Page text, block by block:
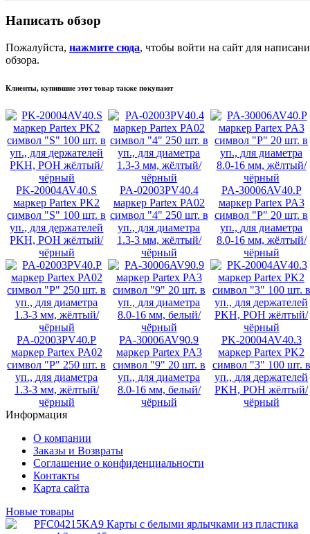
Написать обзор
Пожалуйста, нажмите сюда, чтобы войти на сайт для
обзора.
Клиенты, купившие этот товар также покупают
PK-20004AV40.S
маркер Partex PK2
символ "S" 100 шт. в
уп., для держателей
PKH, POH жёлтый/
чёрный
PA-02003PV40.4
маркер Partex PA02
символ "4" 250 шт. в
уп., для диаметра
1.3-3 мм, жёлтый/
чёрный
PA-30006AV40.P
маркер Partex PA3
символ "P" 20 шт. в
уп., для диаметра
8.0-16 мм, жёлтый/
чёрный
PA-02003PV40.P
маркер Partex PA02
символ "P" 250 шт. в
уп., для диаметра
1.3-3 мм, жёлтый/
чёрный
PA-30006AV90.9
маркер Partex PA3
символ "9" 20 шт. в
уп., для диаметра
8.0-16 мм, белый/
чёрный
PK-20004AV40.3
маркер Partex PK2
символ "3" 100 шт. в
уп., для держателей
PKH, POH жёлтый/
чёрный
Информация
О компании
Заказы и Возвраты
Соглашение о конфиденциальности
Контакты
Карта сайта
Новые товары